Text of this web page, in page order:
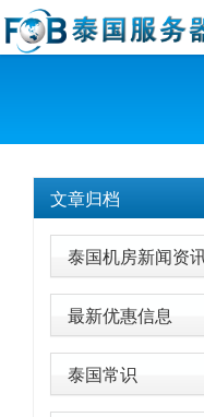
文章归档
泰国机房新闻资
最新优惠信息
泰国常识